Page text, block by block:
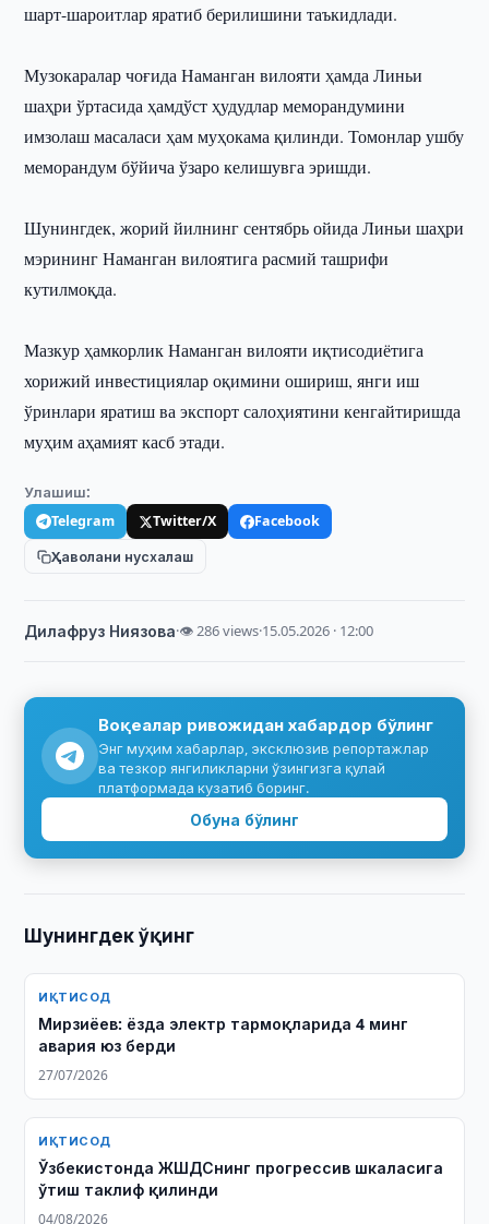
шарт-шароитлар яратиб берилишини таъкидлади.
Музокаралар чоғида Наманган вилояти ҳамда Линьи
шаҳри ўртасида ҳамдўст ҳудудлар меморандумини
имзолаш масаласи ҳам муҳокама қилинди. Томонлар ушбу
меморандум бўйича ўзаро келишувга эришди.
Шунингдек, жорий йилнинг сентябрь ойида Линьи шаҳри
мэрининг Наманган вилоятига расмий ташрифи
кутилмоқда.
Мазкур ҳамкорлик Наманган вилояти иқтисодиётига
хорижий инвестициялар оқимини ошириш, янги иш
ўринлари яратиш ва экспорт салоҳиятини кенгайтиришда
муҳим аҳамият касб этади.
Улашиш:
Telegram Twitter/X
Facebook
Ҳаволани нусхалаш
Дилафруз Ниязова·👁 286 views·15.05.2026 · 12:00
Воқеалар ривожидан хабардор бўлинг
Энг муҳим хабарлар, эксклюзив репортажлар
ва тезкор янгиликларни ўзингизга қулай
платформада кузатиб боринг.
Обуна бўлинг
Шунингдек ўқинг
ИҚТИСОД
Мирзиёев: ёзда электр тармоқларида 4 минг
авария юз берди
27/07/2026
ИҚТИСОД
Ўзбекистонда ЖШДСнинг прогрессив шкаласига
ўтиш таклиф қилинди
04/08/2026